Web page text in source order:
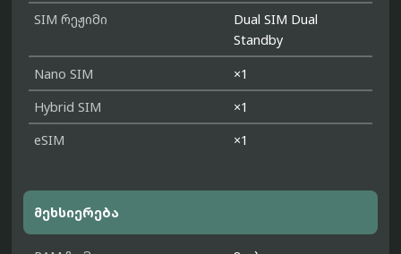
SIM რეჟიმი
Dual SIM Dual
Standby
Nano SIM
×1
Hybrid SIM
×1
eSIM
×1
მეხსიერება